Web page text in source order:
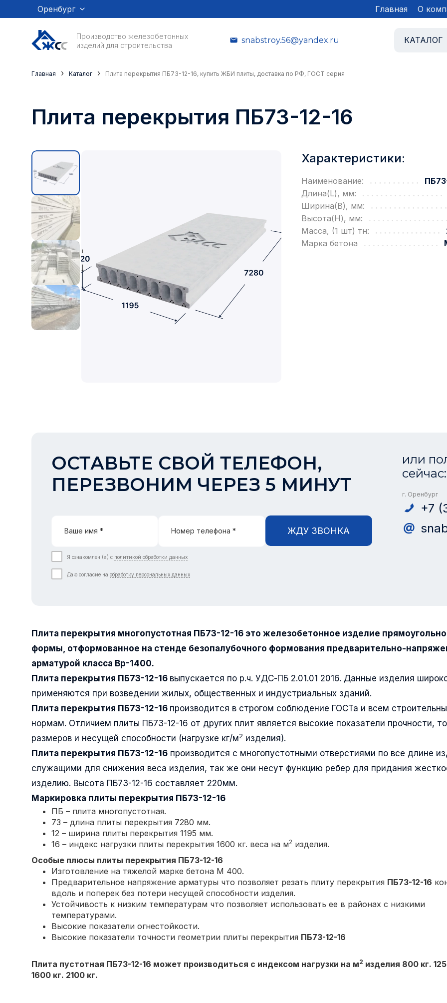
Оренбург Главная О
Производство железобетонных
изделий для строительства
snabstroy.56@yandex.ru КАТАЛОГ
Главная › Каталог › Плита перекрытия ПБ73-12-16, купить ЖБИ плиты, доставка по РФ, ГОСТ серия
Плита перекрытия ПБ73-12-16
Характеристики:
Наименование:
Длина(L), мм:
Ширина(B), мм:
Высота(H), мм:
Масса, (1 шт) тн:
Марка бетона
ОСТАВЬТЕ СВОЙ ТЕЛЕФОН,
ПЕРЕЗВОНИМ ЧЕРЕЗ 5 МИНУТ
Ваше имя * Номер телефона * ЖДУ ЗВОНКА
Я ознакомлен (а) с политикой обработки данных
Даю согласие на обработку персональных данных
или
сейчас:
г. Оренбург
+7
Плита перекрытия многопустотная ПБ73-12-16 это железобетонное изделие
формы, отформованное на стенде безопалубочного формования предварительно-
арматурой класса Вр-1400.
Плита перекрытия ПБ73-12-16 выпускается по р.ч. УДС-ПБ 2.01.01 2016. Данные изделия
применяются при возведении жилых, общественных и индустриальных зданий.
Плита перекрытия ПБ73-12-16 производится в строгом соблюдение ГОСТа и всем
нормам. Отличием плиты ПБ73-12-16 от других плит является высокие показатели прочности,
размеров и несущей способности (нагрузке кг/м2 изделия).
Плита перекрытия ПБ73-12-16 производится с многопустотными отверстиями по все длине
служащими для снижения веса изделия, так же они несут функцию ребер для придания
изделию. Высота ПБ73-12-16 составляет 220мм.
Маркировка плиты перекрытия ПБ73-12-16
ПБ – плита многопустотная.
73 – длина плиты перекрытия 7280 мм.
12 – ширина плиты перекрытия 1195 мм.
16 – индекс нагрузки плиты перекрытия 1600 кг. веса на м2 изделия.
Особые плюсы плиты перекрытия ПБ73-12-16
Изготовление на тяжелой марке бетона М 400.
Предварительное напряжение арматуры что позволяет резать плиту перекрытия ПБ73-12-16
вдоль и поперек без потери несущей способности изделия.
Устойчивость к низким температурам что позволяет использовать ее в районах с низкими
температурами.
Высокие показатели огнестойкости.
Высокие показатели точности геометрии плиты перекрытия ПБ73-12-16
Плита пустотная ПБ73-12-16 может производиться с индексом нагрузки на м2 изделия 800 кг.
1600 кг. 2100 кг.